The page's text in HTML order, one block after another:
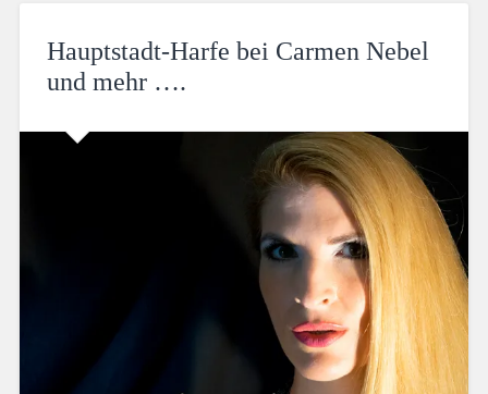
Hauptstadt-Harfe bei Carmen Nebel
und mehr ….